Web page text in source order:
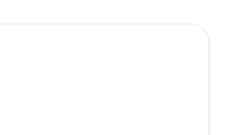
Galactic sono facilmente